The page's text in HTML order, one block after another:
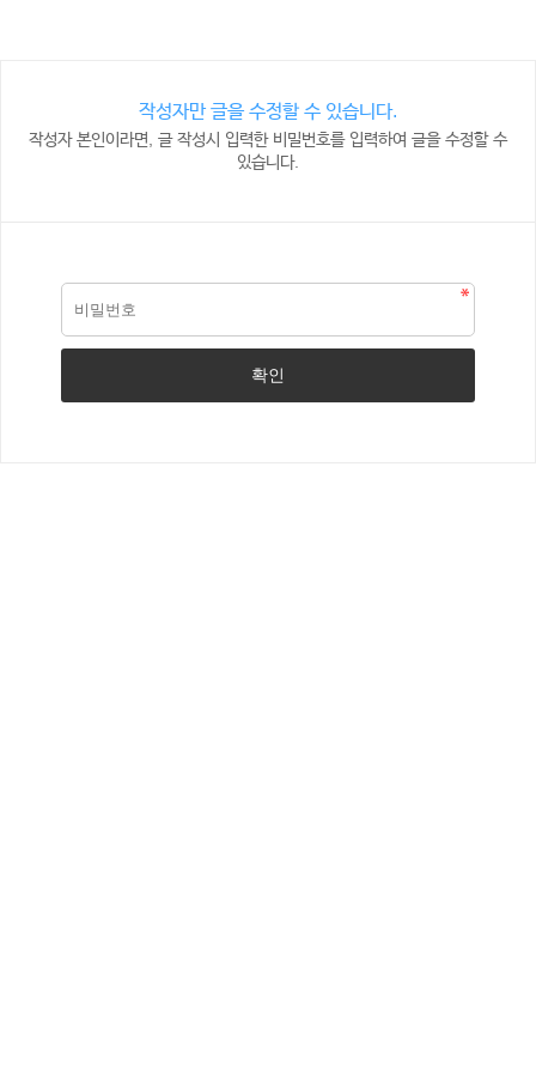
작성자만 글을 수정할 수 있습니다.
작성자 본인이라면, 글 작성시 입력한 비밀번호를 입력하여 글을 수정할 수
있습니다.